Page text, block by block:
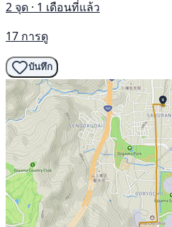
2 จุด · 1 เดือนที่แล้ว
17 การดู
บันทึก